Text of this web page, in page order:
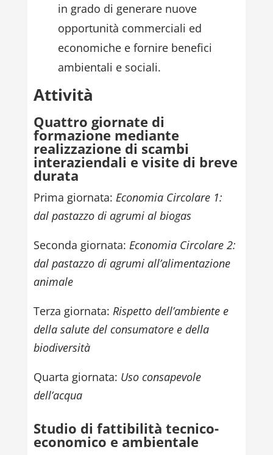
in grado di generare nuove
opportunità commerciali ed
economiche e fornire benefici
ambientali e sociali.
Attività
Quattro giornate di
formazione mediante
realizzazione di scambi
interaziendali e visite di breve
durata
Prima giornata: Economia Circolare 1:
dal pastazzo di agrumi al biogas
Seconda giornata: Economia Circolare 2:
dal pastazzo di agrumi all’alimentazione
animale
Terza giornata: Rispetto dell’ambiente e
della salute del consumatore e della
biodiversità
Quarta giornata: Uso consapevole
dell’acqua
Studio di fattibilità tecnico-
economico e ambientale